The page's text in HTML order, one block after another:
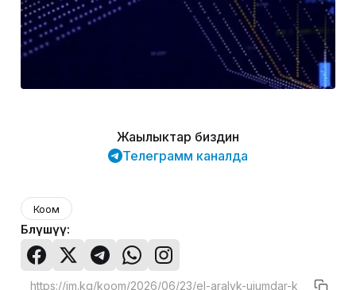
Жаңылыктар биздин
Телеграмм каналда
Коом
Бөлүшүү: